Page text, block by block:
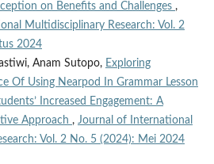
on Benefits and Challenges ,
Multidisciplinary Research: Vol. 2
2024
Anam Sutopo, Exploring
Of Using Nearpod In Grammar Lesson
Increased Engagement: A
Approach , Journal of International
Vol. 2 No. 5 (2024): Mei 2024